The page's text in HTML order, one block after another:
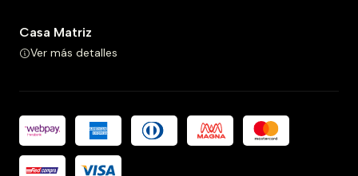
Casa Matriz
Ver más detalles